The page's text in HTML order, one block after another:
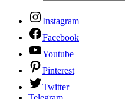
Instagram
Facebook
Youtube
Pinterest
Twitter